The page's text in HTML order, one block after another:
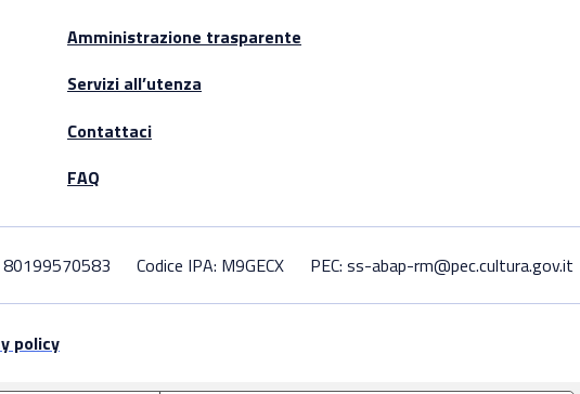
Amministrazione trasparente
Servizi all’utenza
Contattaci
FAQ
80199570583 Codice IPA: M9GECX PEC: ss-abap-rm@pec.cultura.gov.it
policy